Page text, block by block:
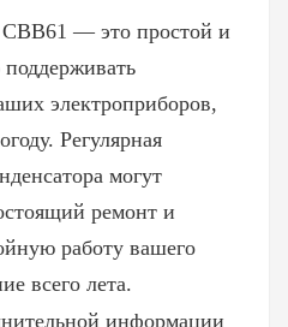
CBB61 — это простой и
электроприборов,
Регулярная
могут
ремонт и
работу вашего
всего лета.
информации